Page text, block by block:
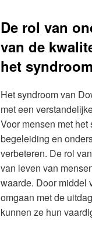
De rol van
van de
het
Het syndroom van
met een
Voor mensen met
begeleiding en
verbeteren. De rol
van leven van
waarde. Door middel
omgaan met de
kunnen ze hun